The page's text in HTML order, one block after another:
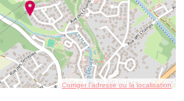
Corriger l’adresse ou la localisation